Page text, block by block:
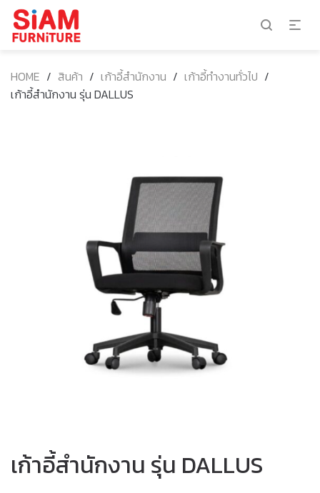
HOME / สินค้า / เก้าอี้สำนักงาน / เก้าอี้ทำงานทั่วไป /
เก้าอี้สำนักงาน รุ่น DALLUS
เก้าอี้สำนักงาน รุ่น DALLUS